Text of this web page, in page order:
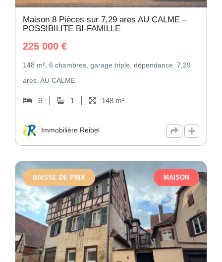
Maison 8 Pièces sur 7,29 ares AU CALME –
POSSIBILITE BI-FAMILLE
225 000 €
148 m², 6 chambres, garage triple, dépendance, 7,29
ares. AU CALME
6 1 148 m²
Immobilière Reibel
BAISSE DE PRIX MAISON